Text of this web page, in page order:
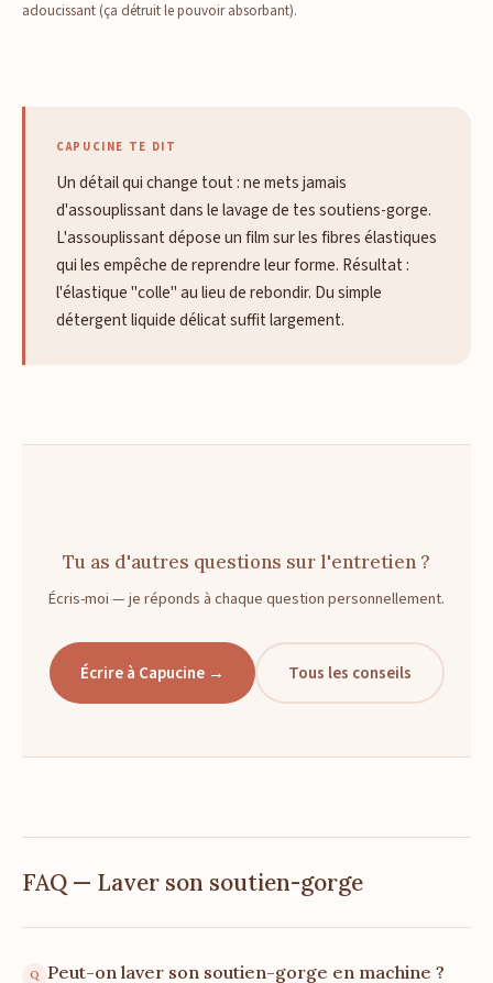
adoucissant (ça détruit le pouvoir absorbant).
CAPUCINE TE DIT
Un détail qui change tout : ne mets jamais
d'assouplissant dans le lavage de tes soutiens-gorge.
L'assouplissant dépose un film sur les fibres élastiques
qui les empêche de reprendre leur forme. Résultat :
l'élastique "colle" au lieu de rebondir. Du simple
détergent liquide délicat suffit largement.
Tu as d'autres questions sur l'entretien ?
Écris-moi — je réponds à chaque question personnellement.
Écrire à Capucine → Tous les conseils
FAQ — Laver son soutien-gorge
Peut-on laver son soutien-gorge en machine ?